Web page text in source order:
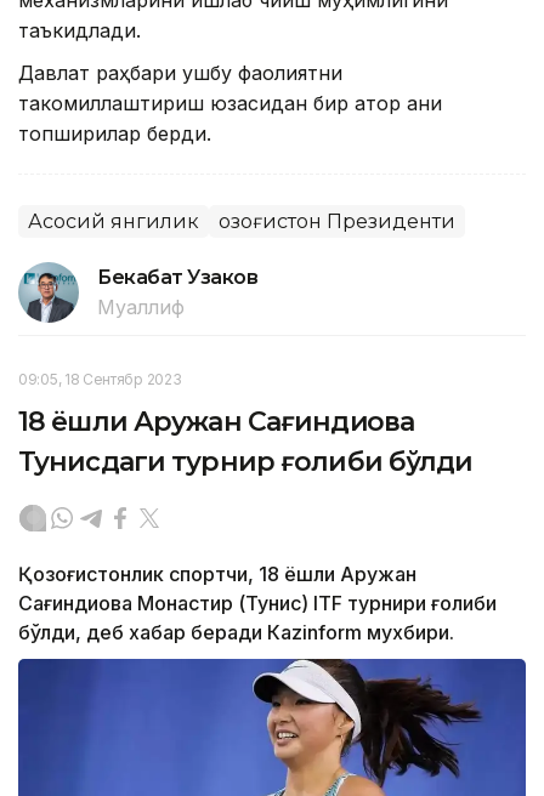
таъкидлади.
Давлат раҳбари ушбу фаолиятни
такомиллаштириш юзасидан бир қатор аниқ
топшириқлар берди.
Асосий янгилик Қозоғистон Президенти
Бекабат Узаков
Муаллиф
09:05, 18 Сентябр 2023
18 ёшли Аружан Сағиндиқова
Тунисдаги турнир ғолиби бўлди
Қозоғистонлик спортчи, 18 ёшли Аружан
Сағиндиқова Монастир (Тунис) ITF турнири ғолиби
бўлди, деб хабар беради Каzinform мухбири.